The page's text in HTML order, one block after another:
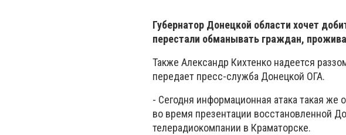
Губернатор Донецкой области хочет
перестали обманывать граждан,
Также Александр Кихтенко надеется
передает пресс-служба Донецкой ОГА.
- Сегодня информационная атака такая же
во время презентации восстановленной
телерадиокомпании в Краматорске.